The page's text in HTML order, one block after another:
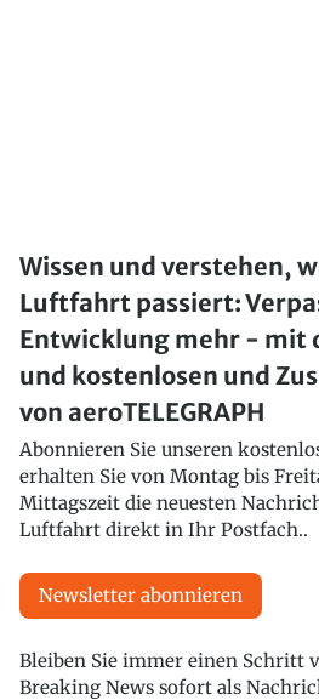
Wissen und verstehen,
Luftfahrt passiert:
Entwicklung mehr - mit
und kostenlosen und
von aeroTELEGRAPH
Abonnieren Sie unseren
erhalten Sie von Montag bis
Mittagszeit die neuesten
Luftfahrt direkt in Ihr Postfach..
Newsletter abonnieren
Bleiben Sie immer einen Schritt
Breaking News sofort als